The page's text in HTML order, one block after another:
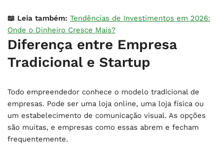
📖 Leia também: Tendências de Investimentos em 2026:
Onde o Dinheiro Cresce Mais?
Diferença entre Empresa
Tradicional e Startup
Todo empreendedor conhece o modelo tradicional de
empresas. Pode ser uma loja online, uma loja física ou
um estabelecimento de comunicação visual. As opções
são muitas, e empresas como essas abrem e fecham
frequentemente.